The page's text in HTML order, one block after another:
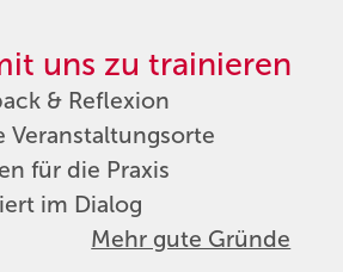
uns zu trainieren
& Reflexion
Veranstaltungsorte
für die Praxis
im Dialog
Mehr gute Gründe